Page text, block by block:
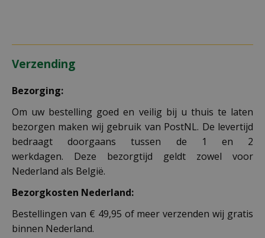
Verzending
Bezorging:
Om uw bestelling goed en veilig bij u thuis te laten
bezorgen maken wij gebruik van PostNL. De levertijd
bedraagt doorgaans tussen de 1 en 2
werkdagen. Deze bezorgtijd geldt zowel voor
Nederland als België.
Bezorgkosten Nederland:
Bestellingen van € 49,95 of meer verzenden wij gratis
binnen Nederland.